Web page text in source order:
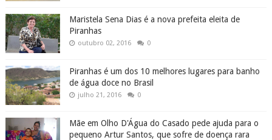
Maristela Sena Dias é a nova prefeita eleita de
Piranhas
outubro 02, 2016 0
Piranhas é um dos 10 melhores lugares para banho
de água doce no Brasil
julho 21, 2016 0
Mãe em Olho D'Água do Casado pede ajuda para o
pequeno Artur Santos, que sofre de doença rara